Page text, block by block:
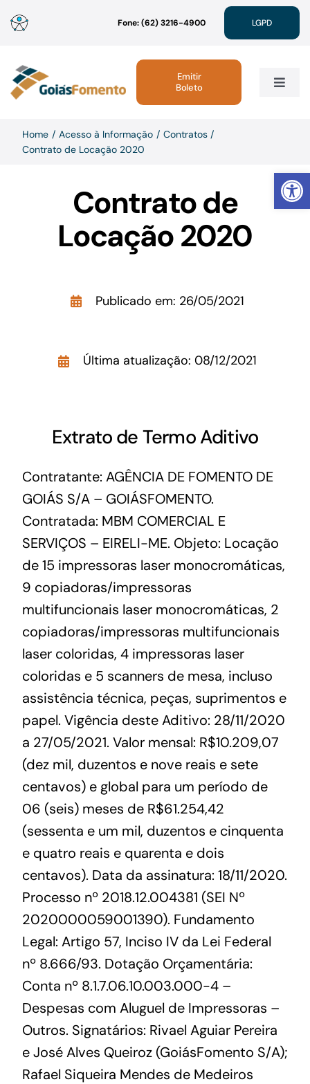
Abrir
para
conteúdo
Fone: (62) 3216-4900 LGPD
Toggle
Institucional
Atendimento
Emitir
Boleto
Home Acesso à Informação
Contratos
Contrato de Locação 2020
Contrato de
Locação 2020
Publicado em: 26/05/2021
Última atualização: 08/12/2021
Extrato de Termo Aditivo
Contratante: AGÊNCIA DE FOMENTO DE
GOIÁS S/A – GOIÁSFOMENTO.
Contratada: MBM COMERCIAL E
SERVIÇOS – EIRELI-ME. Objeto: Locação
de 15 impressoras laser monocromáticas,
9 copiadoras/impressoras
multifuncionais laser monocromáticas, 2
copiadoras/impressoras multifuncionais
laser coloridas, 4 impressoras laser
coloridas e 5 scanners de mesa, incluso
assistência técnica, peças, suprimentos e
papel. Vigência deste Aditivo: 28/11/2020
a 27/05/2021. Valor mensal: R$10.209,07
(dez mil, duzentos e nove reais e sete
centavos) e global para um período de
06 (seis) meses de R$61.254,42
(sessenta e um mil, duzentos e cinquenta
e quatro reais e quarenta e dois
centavos). Data da assinatura: 18/11/2020.
Processo nº 2018.12.004381 (SEI Nº
2020000059001390). Fundamento
Legal: Artigo 57, Inciso IV da Lei Federal
nº 8.666/93. Dotação Orçamentária:
Conta nº 8.1.7.06.10.003.000-4 –
Despesas com Aluguel de Impressoras –
Outros. Signatários: Rivael Aguiar Pereira
e José Alves Queiroz (GoiásFomento S/A);
Rafael Siqueira Mendes de Medeiros